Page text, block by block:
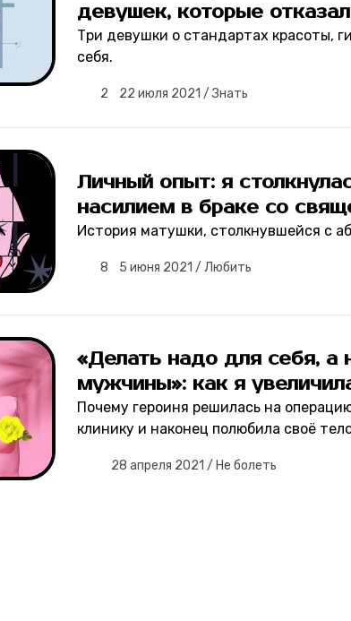
девушек, которые
Три девушки о стандартах красоты,
себя.
2 22 июля 2021 / Знать
Личный опыт: я
насилием в браке со
История матушки, столкнувшейся с
8 5 июня 2021 / Любить
«Делать надо для себя, а
мужчины»: как я
Почему героиня решилась на
клинику и наконец полюбила своё
28 апреля 2021 / Не болеть